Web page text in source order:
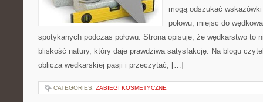
mogą odszukać
połowu, miejsc do
spotykanych podczas połowu. Strona opisuje, że wędkarstwo to
bliskość natury, który daje prawdziwą satysfakcję. Na blogu
oblicza wędkarskiej pasji i przeczytać, […]
CATEGORIES: ZABIEGI KOSMETYCZNE